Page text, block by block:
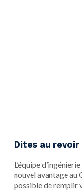
Dites au revoir
L’équipe
nouvel avantage au
possible de remplir